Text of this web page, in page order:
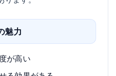
魅力
が高い